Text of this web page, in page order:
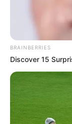
BRAINBERRIES
Discover 15